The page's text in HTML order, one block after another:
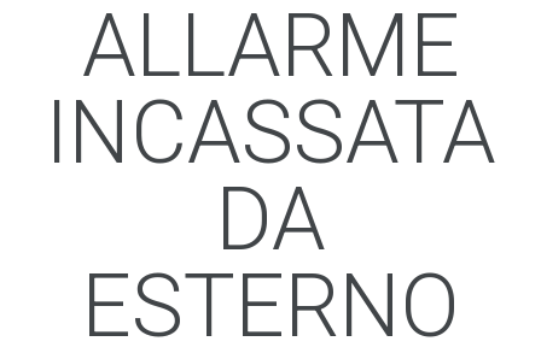
ALLARME
INCASSATA
DA
ESTERNO